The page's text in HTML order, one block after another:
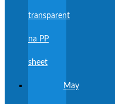
transparent
na PP
sheet
May